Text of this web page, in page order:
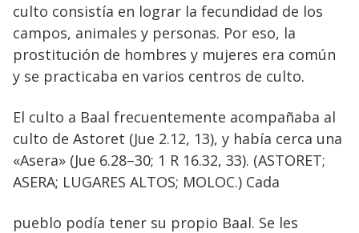
culto consistía en lograr la fecundidad de los
campos, animales y personas. Por eso, la
prostitución de hombres y mujeres era común
y se practicaba en varios centros de culto.
El culto a Baal frecuentemente acompañaba al
culto de Astoret (Jue 2.12, 13), y había cerca una
«Asera» (Jue 6.28–30; 1 R 16.32, 33). (ASTORET;
ASERA; LUGARES ALTOS; MOLOC.) Cada
pueblo podía tener su propio Baal. Se les